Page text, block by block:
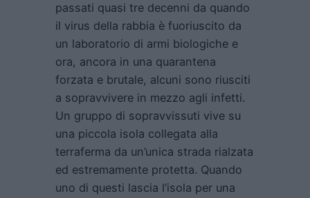
passati quasi tre decenni da quando
il virus della rabbia è fuoriuscito da
un laboratorio di armi biologiche e
ora, ancora in una quarantena
forzata e brutale, alcuni sono riusciti
a sopravvivere in mezzo agli infetti.
Un gruppo di sopravvissuti vive su
una piccola isola collegata alla
terraferma da un’unica strada rialzata
ed estremamente protetta. Quando
uno di questi lascia l’isola per una